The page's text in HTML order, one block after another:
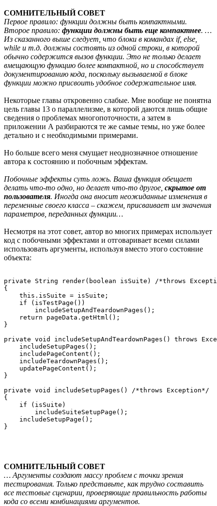
СОМНИТЕЛЬНЫЙ СОВЕТ
Первое правило: функции должны быть компактными.
Второе правило: функции должны быть еще компактнее. …
Из сказанного выше следует, что блоки в командах if, else
while и т.д. должны состоять из одной строки, в которой
обычно содержится вызов функции. Это не только делает
вмещающую функцию более компактной, но и способствует
документированию кода, поскольку вызываемой в блоке
функции можно присвоить удобное содержательное имя.
Некоторые главы откровенно слабые. Мне вообще не понятна
цель главы 13 о параллелизме, в которой даются лишь общие
сведения о проблемах многопоточности, а затем в
приложении А разбираются те же самые темы, но уже более
детально и с необходимыми примерами.
Но больше всего меня смущает неоднозначное отношение
автора к состоянию и побочным эффектам.
Побочные эффекты суть ложь. Ваша функция обещает
делать что-то одно, но делает что-то другое, скрытое от
пользователя. Иногда она вносит неожиданные изменения в
переменные своего класса – скажем, присваивает им значения
параметров, переданных функции…
Несмотря на этот совет, автор во многих примерах использует
код с побочными эффектами и отговаривает всеми силами
использовать аргументы, используя вместо этого состояние
объекта:
private String render(boolean isSuite) /*throws
{
    this.isSuite = isSuite;
    if (isTestPage())
        includeSetupAndTeardownPages();
    return pageData.getHtml();
}
private void includeSetupAndTeardownPages() throws
    includeSetupPages();
    includePageContent();
    includeTeardownPages();
    updatePageContent();
}
private void includeSetupPages() /*throws Exception*/
{
    if (isSuite)
        includeSuiteSetupPage();
    includeSetupPage();
СОМНИТЕЛЬНЫЙ СОВЕТ
… Аргументы создают массу проблем с точки зрения
тестирования. Только представьте, как трудно составить
все тестовые сценарии, проверяющие правильность работы
кода со всеми комбинациями аргументов.